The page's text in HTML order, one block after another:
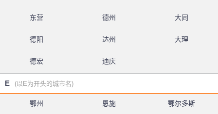
东营 德州 大同
德阳 达州 大理
德宏 迪庆
E (以E为开头的城市名)
鄂州 恩施 鄂尔多斯